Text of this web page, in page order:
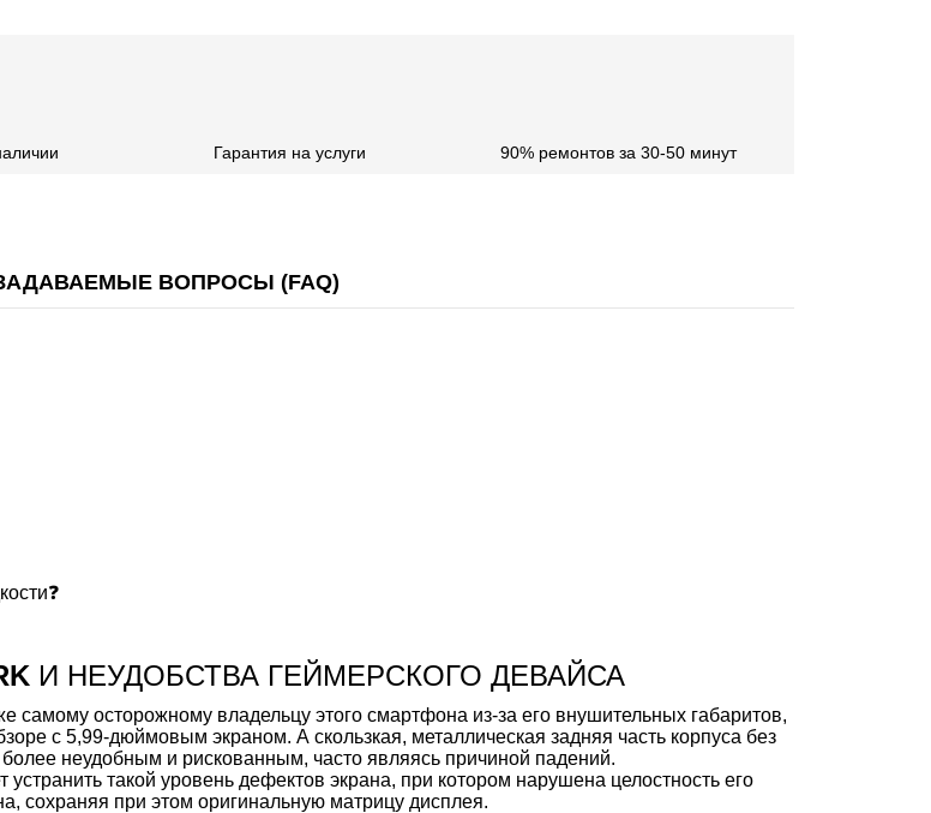
Гарантия на услуги 90% ремонтов за 30-50 минут
ВОПРОСЫ (FAQ)
И НЕУДОБСТВА ГЕЙМЕРСКОГО ДЕВАЙСА
самому осторожному владельцу этого смартфона из-за его внушительных габаритов,
с 5,99-дюймовым экраном. А скользкая, металлическая задняя часть корпуса без
неудобным и рискованным, часто являясь причиной падений.
такой уровень дефектов экрана, при котором нарушена целостность его
сохраняя при этом оригинальную матрицу дисплея.